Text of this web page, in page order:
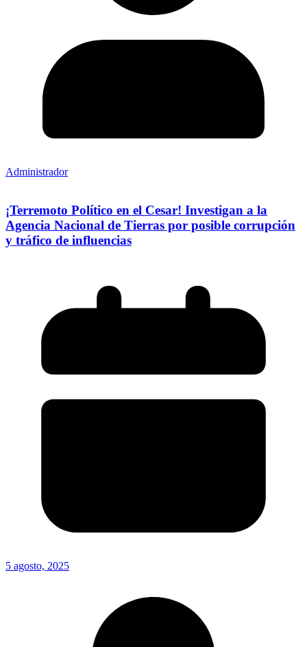
Administrador
¡Terremoto Político en el Cesar! Investigan a la
Agencia Nacional de Tierras por posible corrupción
y tráfico de influencias
5 agosto, 2025